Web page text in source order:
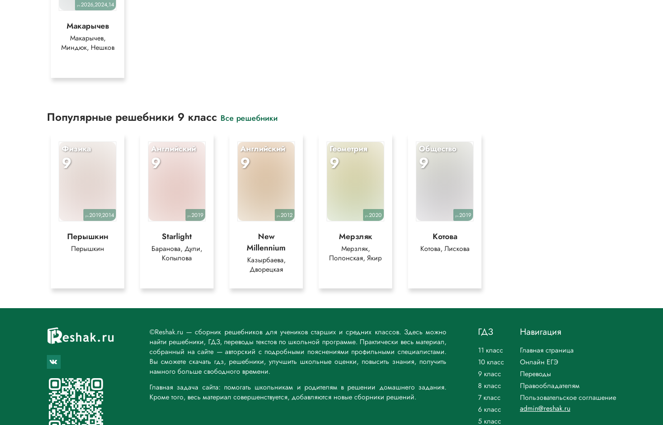
уч.2026,2024,14
Макарычев
Макарычев,
Миндюк, Нешков
Популярные решебники 9 класс Все решебники
Физика
9
уч.2019,2014
Перышкин
Перышкин
Английский
9
уч.2019
Starlight
Баранова, Дули,
Копылова
Английский
9
уч.2012
New
Millennium
Казырбаева,
Дворецкая
Геометрия
9
уч.2020
Мерзляк
Мерзляк,
Полонская, Якир
Общество
9
уч.2019
Котова
Котова, Лискова
©Reshak.ru — сборник решебников для учеников старших и средних классов. Здесь можно
найти решебники, ГДЗ, переводы текстов по школьной программе. Практически весь материал,
собранный на сайте — авторский с подробными пояснениями профильными специалистами.
Вы сможете скачать гдз, решебники, улучшить школьные оценки, повысить знания, получить
намного больше свободного времени.
Главная задача сайта: помогать школьникам и родителям в решении домашнего задания.
Кроме того, весь материал совершенствуется, добавляются новые сборники решений.
ГДЗ
11 класс
10 класс
9 класс
8 класс
7 класс
6 класс
5 класс
Навигация
Главная страница
Онлайн ЕГЭ
Переводы
Правообладателям
Пользовательское соглашение
admin@reshak.ru